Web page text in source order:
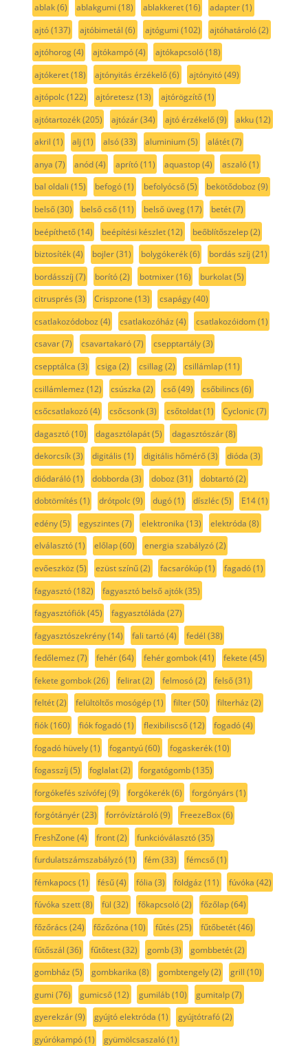
ablak(6) ablakgumi (18) ablakkeret(16) adapter(1)
ajtó(137) ajtóbimetál (6) ajtógumi (102) ajtóhatároló(2)
ajtóhorog(4) ajtókampó(4) ajtókapcsoló(18)
ajtókeret(18) ajtónyitás érzékelő(6) ajtónyitó(49)
ajtópolc(122) ajtóretesz (13) ajtórögzítő(1)
ajtótartozék(205) ajtózár(34) ajtó érzékelő(9) akku(12)
akril (1) alj (1) alsó(33) aluminium(5) alátét(7)
anya (7) anód(4) aprító(11) aquastop(4) aszaló(1)
bal oldali (15) befogó(1) befolyócső(5) bekötődoboz (9)
belső(30) belső cső(11) belső üveg(17) betét(7)
beépíthető(14) beépítési készlet(12) beőblítőszelep(2)
biztosíték(4) bojler(31) bolygókerék(6) bordás szíj (21)
bordásszíj (7) borító(2) botmixer(16) burkolat(5)
citrusprés (3) Crispzone (13) csapágy(40)
csatlakozódoboz (4) csatlakozóház (4) csatlakozóidom(1)
csavar(7) csavartakaró(7) csepptartály(3)
csepptálca (3) csiga (2) csillag(2) csillámlap(11)
csillámlemez (12) csúszka (2) cső(49) csőbilincs (6)
csőcsatlakozó(4) csőcsonk(3) csőtoldat(1) Cyclonic(7)
dagasztó(10) dagasztólapát(5) dagasztószár(8)
dekorcsík(3) digitális (1) digitális hőmérő(3) dióda (3)
diódaráló(1) dobborda (3) doboz (31) dobtartó(2)
dobtömítés (1) drótpolc(9) dugó(1) díszléc(5) E14(1)
edény(5) egyszintes (7) elektronika (13) elektróda (8)
elválasztó(1) előlap(60) energia szabályzó(2)
evőeszköz (5) ezüst színű(2) facsarókúp(1) fagadó(1)
fagyasztó(182) fagyasztó belső ajtók(35)
fagyasztófiók(45) fagyasztóláda (27)
fagyasztószekrény(14) fali tartó(4) fedél (38)
fedőlemez (7) fehér(64) fehér gombok(41) fekete (45)
fekete gombok(26) felirat(2) felmosó(2) felső(31)
feltét(2) felültöltős mosógép(1) filter(50) filterház (2)
fiók(160) fiók fogadó(1) flexibiliscső(12) fogadó(4)
fogadó hüvely(1) fogantyú(60) fogaskerék(10)
fogasszíj (5) foglalat(2) forgatógomb(135)
forgókefés szívófej (9) forgókerék(6) forgónyárs (1)
forgótányér(23) forróvíztároló(9) FreezeBox(6)
FreshZone (4) front(2) funkcióválasztó(35)
furdulatszámszabályzó(1) fém(33) fémcső(1)
fémkapocs (1) fésű(4) fólia (3) földgáz (11) fúvóka (42)
fúvóka szett(8) fül (32) főkapcsoló(2) főzőlap(64)
főzőrács (24) főzőzóna (10) fűtés (25) fűtőbetét(46)
fűtőszál (36) fűtőtest(32) gomb(3) gombbetét(2)
gombház (5) gombkarika (8) gombtengely(2) grill (10)
gumi (76) gumicső(12) gumiláb(10) gumitalp(7)
gyerekzár(9) gyújtó elektróda (1) gyújtótrafó(2)
gyúrókampó(1) gyümölcsaszaló(1)